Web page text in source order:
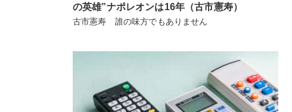
の英雄”ナポレオンは16年（古市憲寿）
古市憲寿 誰の味方でもありません